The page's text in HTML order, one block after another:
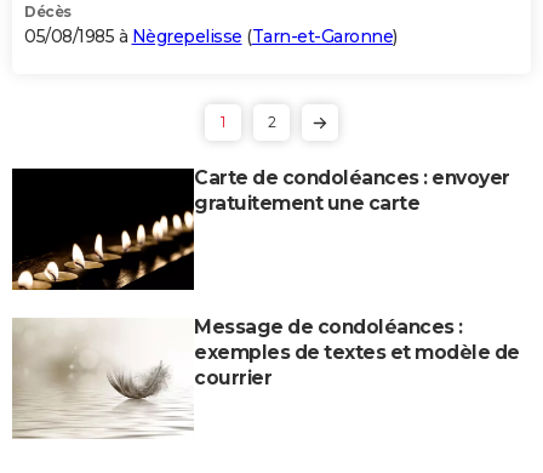
Décès
05/08/1985 à Nègrepelisse (Tarn-et-Garonne)
1 2
Carte de condoléances : envoyer
gratuitement une carte
Message de condoléances :
exemples de textes et modèle de
courrier